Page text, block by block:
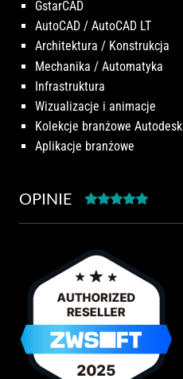
GstarCAD
AutoCAD / AutoCAD LT
Architektura / Konstrukcja
Mechanika / Automatyka
Infrastruktura
Wizualizacje i animacje
Kolekcje branżowe Autodesk
Aplikacje branżowe
OPINIE